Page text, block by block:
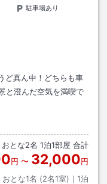
駐車場あり
ど真ん中！どちらも車
と澄んだ空気を満喫で
おとな2名 1泊1部屋 合計
円 〜 32,000円
おとな1名 (2名1室)｜ 1泊